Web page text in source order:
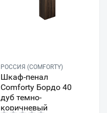
РОССИЯ (COMFORTY)
Шкаф-пенал
Comforty Бордо 40
дуб темно-
коричневый